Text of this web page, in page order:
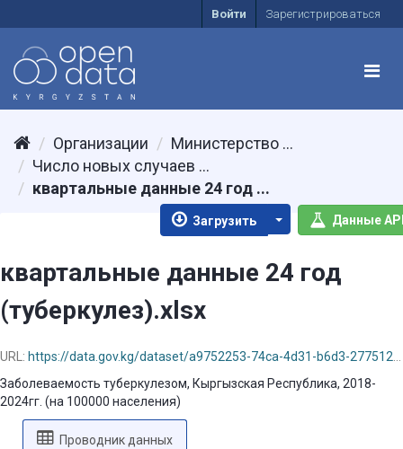
Войти Зарегистрироваться
Организации
Министерство ...
Число новых случаев ...
квартальные данные 24 год ...
Загрузить Данные
квартальные данные 24 год
(туберкулез).xlsx
URL: https://data.gov.kg/dataset/a9752253-74ca-4d31-b6d3-277512a92aa3/resource/5c1d03db-c0e9-4d52-9919-d15e20539096/download/-24-.xlsx
Заболеваемость туберкулезом, Кыргызская Республика, 2018-
2024гг. (на 100000 населения)
Проводник данных